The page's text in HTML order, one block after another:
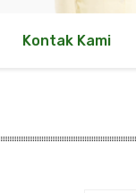
Kontak Kami